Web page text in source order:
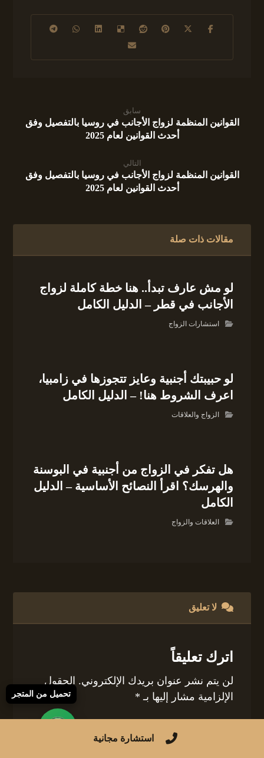
سابق
القوانين المنظمة لزواج الأجانب في روسيا بالتفصيل وفق
أحدث القوانين لعام 2025
التالي
القوانين المنظمة لزواج الأجانب في روسيا بالتفصيل وفق
أحدث القوانين لعام 2025
مقالات ذات صلة
لو مش عارف تبدأ.. هنا خطة كاملة لزواج
الأجانب في قطر – الدليل الكامل
استشارات الزواج
لو حبيبتك أجنبية وعايز تتجوزها في زامبيا،
اعرف الشروط هنا! – الدليل الكامل
الزواج والعلاقات
هل تفكر في الزواج من أجنبية في البوسنة
والهرسك؟ اقرأ النصائح الأساسية – الدليل
الكامل
العلاقات والزواج
لا تعليق
اترك تعليقاً
لن يتم نشر عنوان بريدك الإلكتروني. الحقول
الإلزامية مشار إليها بـ *
استشارة مجانية
تحميل من المتجر